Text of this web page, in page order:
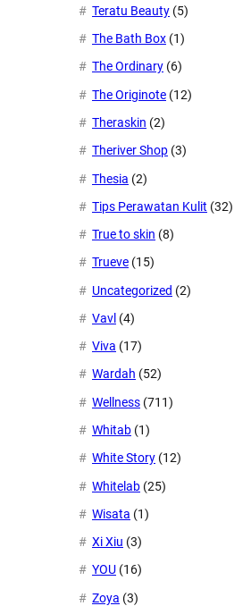
Teratu Beauty (5)
The Bath Box (1)
The Ordinary (6)
The Originote (12)
Theraskin (2)
Theriver Shop (3)
Thesia (2)
Tips Perawatan Kulit (32)
True to skin (8)
Trueve (15)
Uncategorized (2)
Vavl (4)
Viva (17)
Wardah (52)
Wellness (711)
Whitab (1)
White Story (12)
Whitelab (25)
Wisata (1)
Xi Xiu (3)
YOU (16)
Zoya (3)